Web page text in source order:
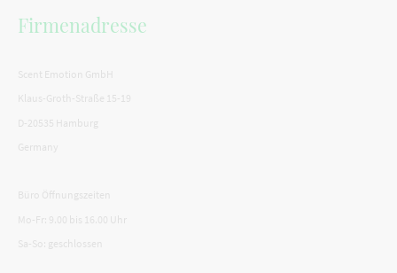
Firmenadresse
Scent Emotion GmbH
Klaus-Groth-Straße 15-19
D-20535 Hamburg
Germany
Büro Öffnungszeiten
Mo-Fr: 9.00 bis 16.00 Uhr
Sa-So: geschlossen